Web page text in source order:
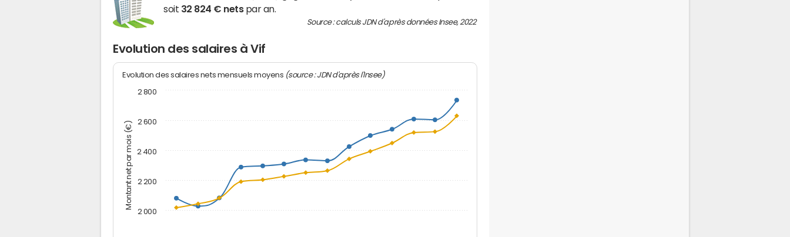
soit 32 824 € netspar an.
Source : calculs JDN d'après données Insee, 2022
Evolution des salaires à Vif
Montant net par mois (€)
Evolution des salaires nets mensuels moyens (source : JDN d'après l'Insee)
2 000
2 200
2 400
2 600
2 800